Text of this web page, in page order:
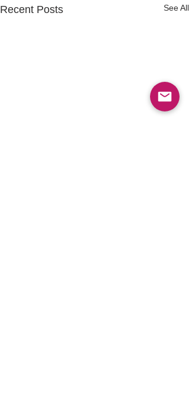
Recent Posts See All